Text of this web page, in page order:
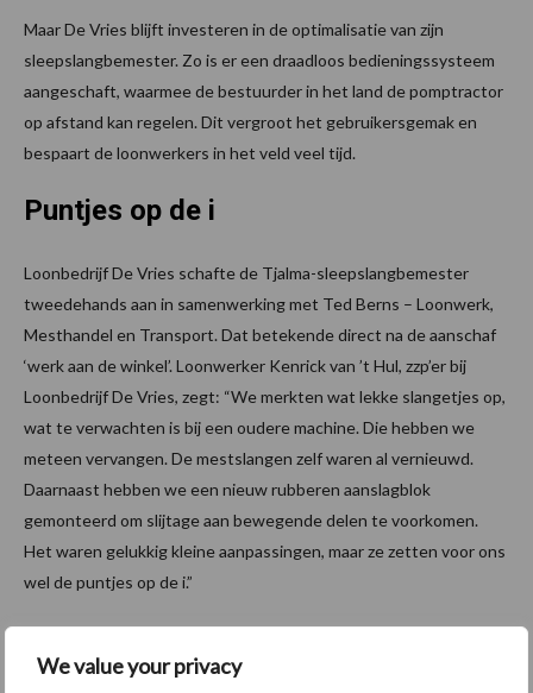
We value your privacy
Maar De Vries blijft investeren in de optimalisatie van zijn
sleepslangbemester. Zo is er een draadloos bedieningssysteem
aangeschaft, waarmee de bestuurder in het land de pomptractor
op afstand kan regelen. Dit vergroot het gebruikersgemak en
bespaart de loonwerkers in het veld veel tijd.
Puntjes op de i
Loonbedrijf De Vries schafte de Tjalma-sleepslangbemester
tweedehands aan in samenwerking met Ted Berns – Loonwerk,
Mesthandel en Transport. Dat betekende direct na de aanschaf
‘werk aan de winkel’. Loonwerker Kenrick van ’t Hul, zzp’er bij
Loonbedrijf De Vries, zegt: “We merkten wat lekke slangetjes op,
wat te verwachten is bij een oudere machine. Die hebben we
meteen vervangen. De mestslangen zelf waren al vernieuwd.
Daarnaast hebben we een nieuw rubberen aanslagblok
gemonteerd om slijtage aan bewegende delen te voorkomen.
Het waren gelukkig kleine aanpassingen, maar ze zetten voor ons
wel de puntjes op de i.”